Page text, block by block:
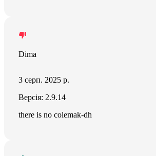
Dima
3 серп. 2025 р.
Версія: 2.9.14
there is no colemak-dh